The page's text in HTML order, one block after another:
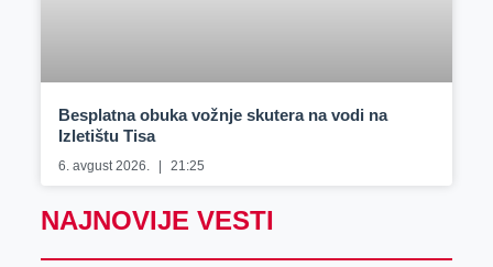
Besplatna obuka vožnje skutera na vodi na
Izletištu Tisa
6. avgust 2026. 21:25
NAJNOVIJE VESTI